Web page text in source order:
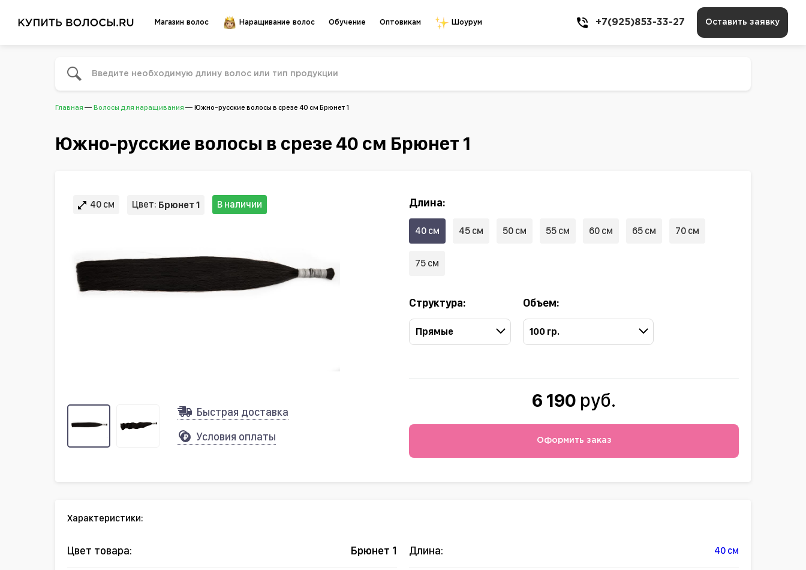
Магазин волос Наращивание волос Обучение Оптовикам Шоурум +7(925)853-33-27 Оставить заявку
Главная Волосы для наращивания Южно-русские волосы в срезе 40 см Брюнет 1
Южно-русские волосы в срезе 40 см Брюнет 1
40 см Цвет: Брюнет 1 В наличии
Быстрая доставка
Условия оплаты
Длина:
40 см 45 см 50 см 55 см 60 см 65 см 70 см
75 см
Структура:
Прямые
Объем:
100 гр.
6 190 руб.
Оформить заказ
Характеристики:
Цвет товара: Брюнет 1 Длина: 40 см